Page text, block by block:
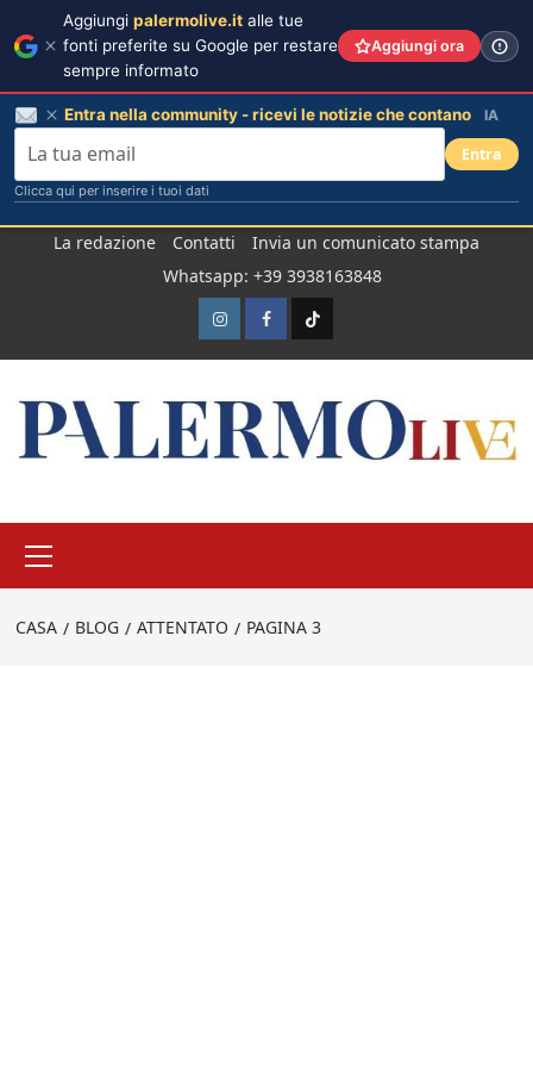
La redazione Contatti
Invia un comunicato stampa
Whatsapp: +39 3938163848
InstagramFacebook
TikTok
principale
CASA BLOG ATTENTATO PAGINA 3
Aggiungi palermolive.it alle tue
fonti preferite su Google per restare
sempre informato
Aggiungi ora
Entra nella community - ricevi le notizie che contano IA
Entra
Clicca qui per inserire i tuoi dati